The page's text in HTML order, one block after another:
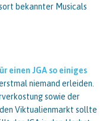
bekannter Musicals
einen JGA so einiges
niemand erleiden.
sowie der
Viktualienmarkt sollte